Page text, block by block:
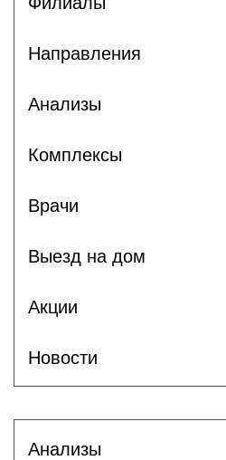
Направления
Анализы
Комплексы
Врачи
Выезд на дом
Акции
Новости
Анализы